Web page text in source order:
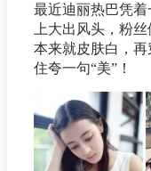
最近迪丽热巴凭
上大出风头，粉
本来就皮肤白，
住夸一句“美”！